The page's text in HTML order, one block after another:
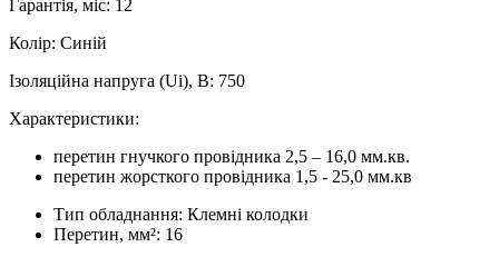
Гарантія, міс: 12
Колір: Синій
Ізоляційна напруга (Uі), В: 750
Характеристики:
перетин гнучкого провідника 2,5 – 16,0 мм.кв.
перетин жорсткого провідника 1,5 - 25,0 мм.кв
Тип обладнання: Клемні колодки
Перетин, мм²: 16